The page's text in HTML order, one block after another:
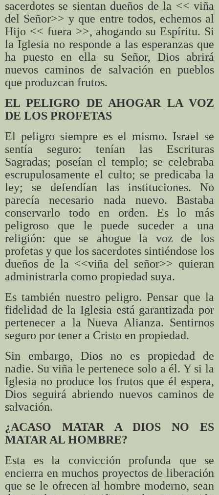
sacerdotes se sientan dueños de la << viña
del Señor>> y que entre todos, echemos al
Hijo << fuera >>, ahogando su Espíritu. Si
la Iglesia no responde a las esperanzas que
ha puesto en ella su Señor, Dios abrirá
nuevos caminos de salvación en pueblos
que produzcan frutos.
EL PELIGRO DE AHOGAR LA VOZ
DE LOS PROFETAS
El peligro siempre es el mismo. Israel se
sentía seguro: tenían las Escrituras
Sagradas; poseían el templo; se celebraba
escrupulosamente el culto; se predicaba la
ley; se defendían las instituciones. No
parecía necesario nada nuevo. Bastaba
conservarlo todo en orden. Es lo más
peligroso que le puede suceder a una
religión: que se ahogue la voz de los
profetas y que los sacerdotes sintiéndose los
dueños de la <<viña del señor>> quieran
administrarla como propiedad suya.
Es también nuestro peligro. Pensar que la
fidelidad de la Iglesia está garantizada por
pertenecer a la Nueva Alianza. Sentirnos
seguro por tener a Cristo en propiedad.
Sin embargo, Dios no es propiedad de
nadie. Su viña le pertenece solo a él. Y si la
Iglesia no produce los frutos que él espera,
Dios seguirá abriendo nuevos caminos de
salvación.
¿ACASO MATAR A DIOS NO ES
MATAR AL HOMBRE?
Esta es la convicción profunda que se
encierra en muchos proyectos de liberación
que se le ofrecen al hombre moderno, sean